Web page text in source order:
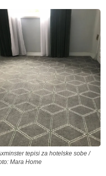
tepisi za hotelske sobe /
Mara Home